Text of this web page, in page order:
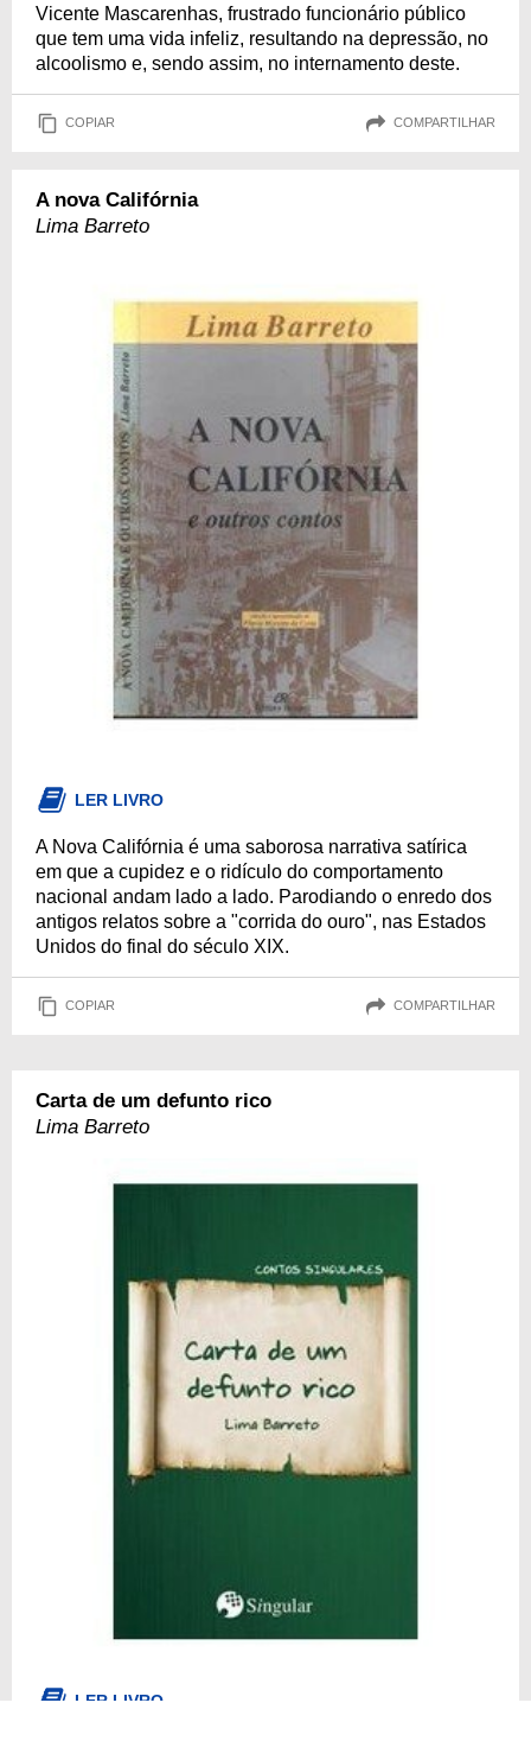
Vicente Mascarenhas, frustrado funcionário público
que tem uma vida infeliz, resultando na depressão, no
alcoolismo e, sendo assim, no internamento deste.
COPIAR COMPARTILHAR
A nova Califórnia
Lima Barreto
LER LIVRO
A Nova Califórnia é uma saborosa narrativa satírica
em que a cupidez e o ridículo do comportamento
nacional andam lado a lado. Parodiando o enredo dos
antigos relatos sobre a "corrida do ouro", nas Estados
Unidos do final do século XIX.
COPIAR COMPARTILHAR
Carta de um defunto rico
Lima Barreto
LER LIVRO